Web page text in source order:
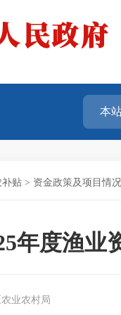
补贴 > 资金政策及项目情
年度渔业
业农村局